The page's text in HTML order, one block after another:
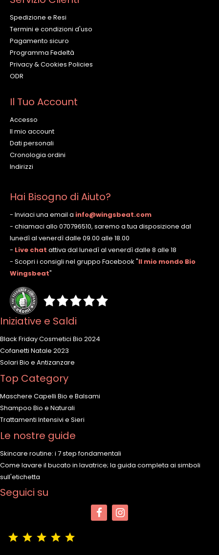
Spedizione e Resi
Termini e condizioni d'uso
Pagamento sicuro
Programma Fedeltà
Privacy & Cookies Policies
ODR
Il Tuo Account
Accesso
Il mio account
Dati personali
Cronologia ordini
Indirizzi
Hai Bisogno di Aiuto?
- Inviaci una email a info@wingsbeat.com
- chiamaci allo 070796510, saremo a tua disposizione dal
lunedì al venerdì dalle 09.00 alle 18.00
- Live chat attiva dal lunedì al venerdì dalle 8 alle 18
- Scopri i consigli nel gruppo Facebook "Il mio mondo Bio
Wingsbeat"
Iniziative e Saldi
Black Friday Cosmetici Bio 2024
Cofanetti Natale 2023
Solari Bio e Antizanzare
Top Category
Maschere Capelli Bio e Balsami
Shampoo Bio e Naturali
Trattamenti Intensivi e Sieri
Le nostre guide
Skincare routine: i 7 step fondamentali
Come lavare il bucato in lavatrice; la guida completa ai simboli
sull'etichetta
Seguici su